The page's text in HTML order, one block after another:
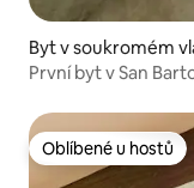
Byt v soukromém
rtolo
První byt v San
Oblíbené u hostů
Oblíbené u hostů